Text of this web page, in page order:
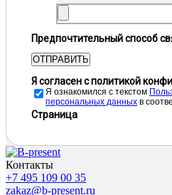
Предпочтительный способ
ОТПРАВИТЬ
Я согласен с политикой
Я ознакомился с текстом
персональных данных в
Страница
Контакты
+7 495 109 00 35
zakaz@b-present.ru